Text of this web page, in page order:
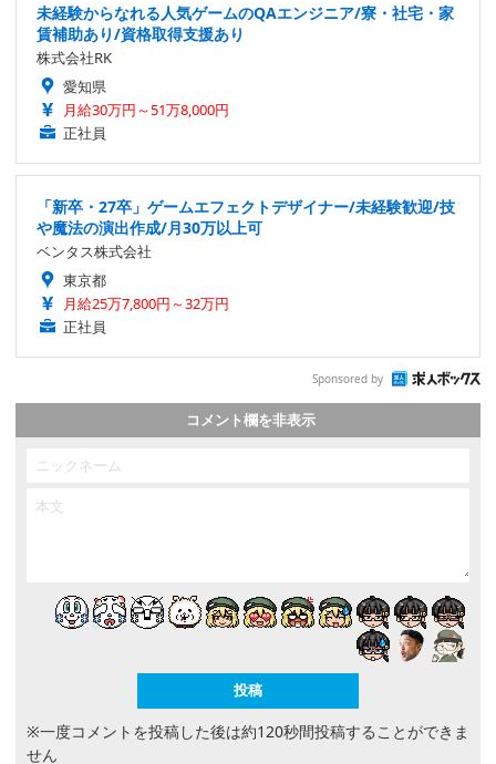
未経験からなれる人気ゲームのQAエンジニア/寮・社宅・家
賃補助あり/資格取得支援あり
株式会社RK
愛知県
月給30万円～51万8,000円
正社員
「新卒・27卒」ゲームエフェクトデザイナー/未経験歓迎/技
や魔法の演出作成/月30万以上可
ベンタス株式会社
東京都
月給25万7,800円～32万円
正社員
Sponsored by
コメント欄を非表示
※一度コメントを投稿した後は約120秒間投稿することができま
せん